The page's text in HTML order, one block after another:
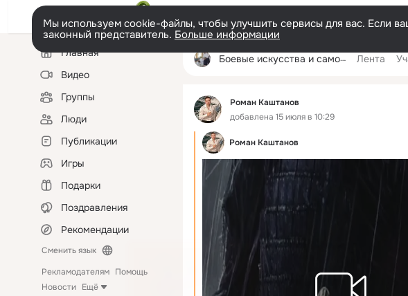
Мы используем cookie-файлы, чтобы улучшить сервисы для вас. Если
законный представитель. Больше информации
Левая
колонкаГлавная
Видео
Группы
Люди
Публикации
Игры
Подарки
Поздравления
Рекомендации
Сменить язык
Рекламодателям Помощь
Новости Ещё
Боевые искусства и самооборона. Лента
Роман Каштанов
добавлена 15 июля в 10:29
Роман Каштанов